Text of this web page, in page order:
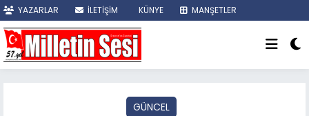
YAZARLAR İLETİŞİM KÜNYE
MANŞETLER
SON DAKİKA
GÜNCEL